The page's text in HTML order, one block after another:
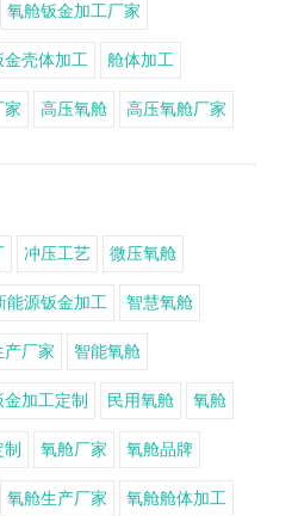
氧舱钣金加工厂家
金壳体加工 舱体加工
家 高压氧舱 高压氧舱厂家
冲压工艺 微压氧舱
能源钣金加工 智慧氧舱
厂家 智能氧舱
加工定制 民用氧舱 氧舱
氧舱厂家 氧舱品牌
氧舱生产厂家 氧舱舱体加工